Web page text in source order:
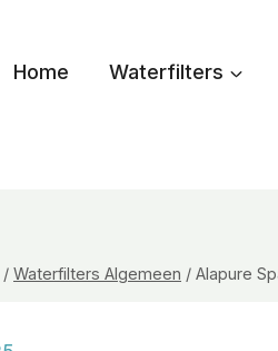
Home Waterfilters
/ Waterfilters Algemeen / Alapure